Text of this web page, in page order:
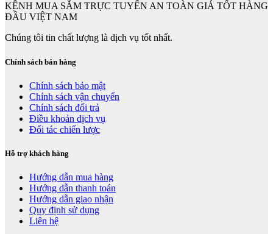
KÊNH MUA SẮM TRỰC TUYẾN AN TOÀN GIÁ TỐT HÀNG
ĐẦU VIỆT NAM
Chúng tôi tin chất lượng là dịch vụ tốt nhất.
Chính sách bán hàng
Chính sách bảo mật
Chính sách vận chuyển
Chính sách đổi trả
Điều khoản dịch vụ
Đối tác chiến lược
Hỗ trợ khách hàng
Hướng dẫn mua hàng
Hướng dẫn thanh toán
Hướng dẫn giao nhận
Quy định sử dụng
Liên hệ